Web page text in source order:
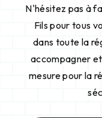
N'hésitez pas à
Fils pour tous
dans toute la
accompagner
mesure pour la